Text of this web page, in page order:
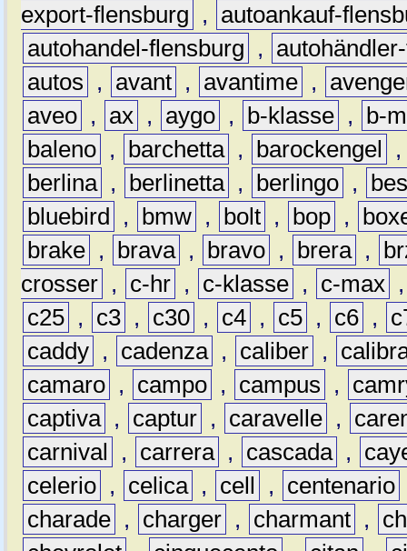
export-flensburg
,
autoankauf-
autohandel-flensburg
,
autos
, avant , avantime ,
aveo , ax , aygo , b-klasse ,
b-
baleno , barchetta , barockengel
berlina , berlinetta , berlingo ,
bluebird
, bmw , bolt , bop ,
brake , brava , bravo , brera ,
crosser , c-hr , c-klasse , c-max
c25 , c3 , c30 , c4 , c5 , c6 ,
caddy , cadenza , caliber ,
camaro , campo , campus ,
captiva , captur , caravelle ,
carnival
, carrera , cascada ,
celerio , celica , cell , centenario
charade , charger , charmant ,